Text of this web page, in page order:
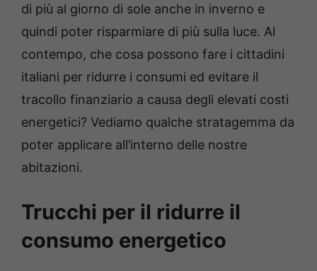
di più al giorno di sole anche in inverno e
quindi poter risparmiare di più sulla luce. Al
contempo, che cosa possono fare i cittadini
italiani per ridurre i consumi ed evitare il
tracollo finanziario a causa degli elevati costi
energetici? Vediamo qualche stratagemma da
poter applicare all’interno delle nostre
abitazioni.
Trucchi per il ridurre il
consumo energetico